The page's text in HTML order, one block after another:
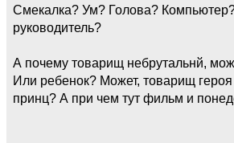
Смекалка? Ум? Голова?
руководитель?
А почему товарищ небрутальнй,
Или ребенок? Может, товарищ
принц? А при чем тут фильм и